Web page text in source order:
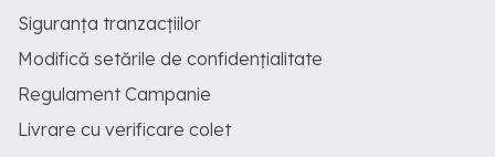
Siguranța tranzacțiilor
Modifică setările de confidențialitate
Regulament Campanie
Livrare cu verificare colet